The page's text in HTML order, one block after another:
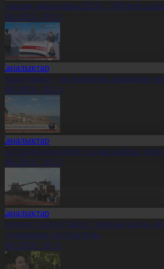
ойындары-2026»: 180 млн
20:15
– ақ жартасқа қашалған
20:14
тұзды көлдерде 6 адам қайтыс
20:13
солтүстіктегі тұрғындарды
құттықтады
20:11